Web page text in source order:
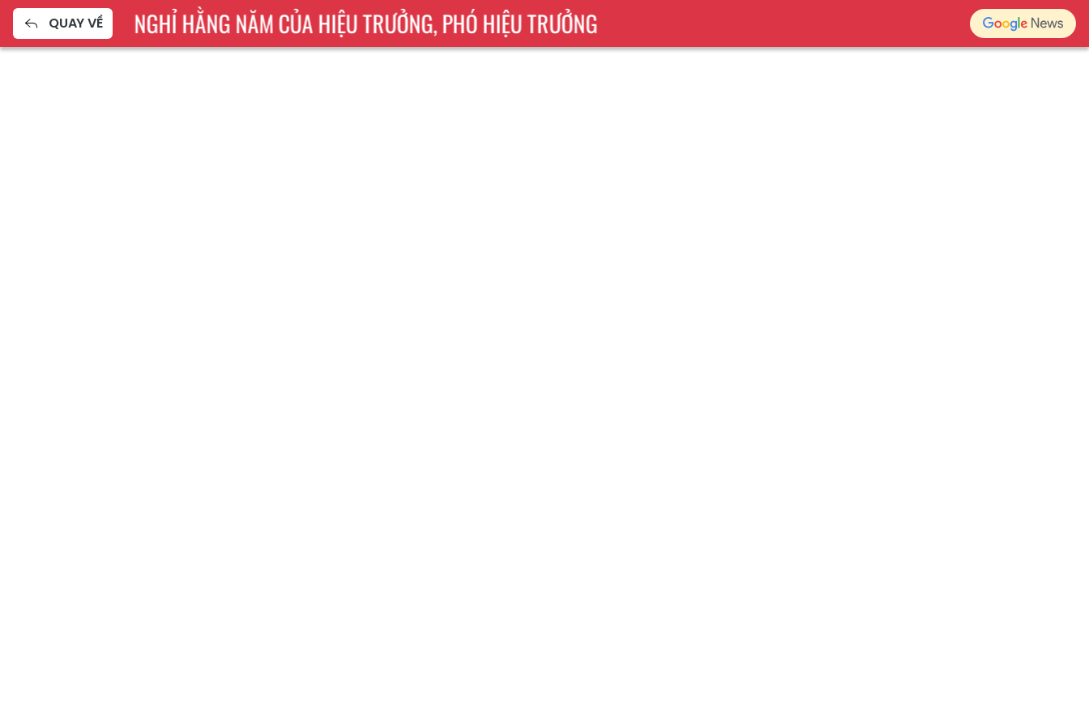
QUAY VỀ
THỜI GIAN NGHỈ HẰNG NĂM CỦA HIỆU TRƯỞNG, PHÓ HIỆU TRƯỞNG